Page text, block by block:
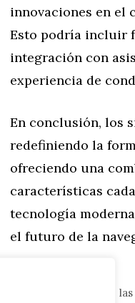
innovaciones en el
Esto podría incluir
integración con
experiencia de
En conclusión, los
redefiniendo la
ofreciendo una
características
tecnología
el futuro de la
La Revolución de